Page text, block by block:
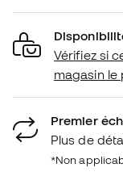
Vérifiez si
magasin le
Premier
Plus de
*Non